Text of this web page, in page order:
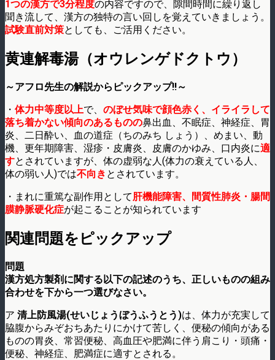
1つの漢方で3分程度の内容ですので、隙間時間に繰り返し
聞き流して、漢方の独特の言い回しを覚えていきましょう。
試験直前対策としても、ご活用ください。
黄連解毒湯（オウレンゲドクトウ）
～アフロ先生の解説からピックアップ!!～
・ 体力中等度以上で、 のぼせ気味で顔色赤く、イライラして
落ち着かない傾向のあるものの鼻出血、不眠症、神経症、胃
炎、二日酔い、血の道症（ちのみち しょう）、めまい、動
機、更年期障害、湿疹・皮膚炎、皮膚のかゆみ、口内炎に適
すとされていますが、体の虚弱な人(体力の衰えている人、
体の弱い人)では不向き とされています。
・まれに重篤な副作用として肝機能障害、間質性肺炎・腸間
膜静脈硬化症が起こることが知られています
関連問題をピックアップ
問題
漢方処方製剤に関する以下の記述のうち、正しいものの組み
合わせを下から一つ選びなさい。
ア 清上防風湯(せいじょうぼうふうとう)は、体力が充実して
脇腹からみぞおちあたりにかけて苦しく、便秘の傾向がある
ものの胃炎、常習便秘、高血圧や肥満に伴う肩こり・頭痛・
便秘、神経症、肥満症に適すとされる。